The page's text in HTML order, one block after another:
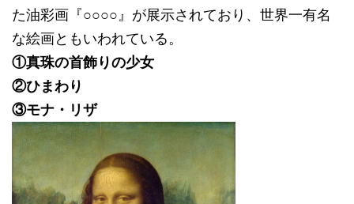
た油彩画『○○○○』が展示されており、世界一有名
な絵画ともいわれている。
①真珠の首飾りの少女
②ひまわり
③モナ・リザ